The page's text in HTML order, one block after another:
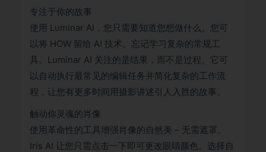
专注于你的故事
使用 Luminar AI，您只需要知道您想做什么。您可
以将 HOW 留给 AI 技术。忘记学习复杂的常规工
具。Luminar AI 关注的是结果，而不是过程。它可
以自动执行最常见的编辑任务并简化复杂的工作流
程，让您有更多时间用摄影讲述引人入胜的故事。
触动你灵魂的肖像
使用革命性的工具增强肖像的自然美 – 无需遮罩。
Iris AI 让您只需点击一下即可更改眼睛颜色。选择自